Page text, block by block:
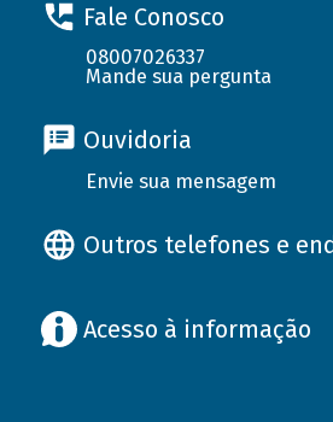
Fale Conosco
08007026337
Mande sua pergunta
Ouvidoria
Envie sua mensagem
Outros telefones e
Acesso à informação